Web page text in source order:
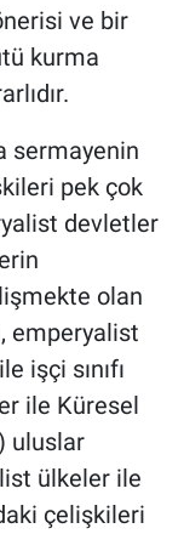
ve bir
kurma
sermayenin
pek çok
devletler
olan
emperyalist
işçi sınıfı
ile Küresel
uluslar
ülkeler ile
çelişkileri